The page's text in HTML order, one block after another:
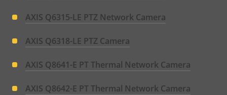
AXIS Q6315-LE PTZ Network Camera
AXIS Q6318-LE PTZ Camera
AXIS Q8641-E PT Thermal Network Camera
AXIS Q8642-E PT Thermal Network Camera